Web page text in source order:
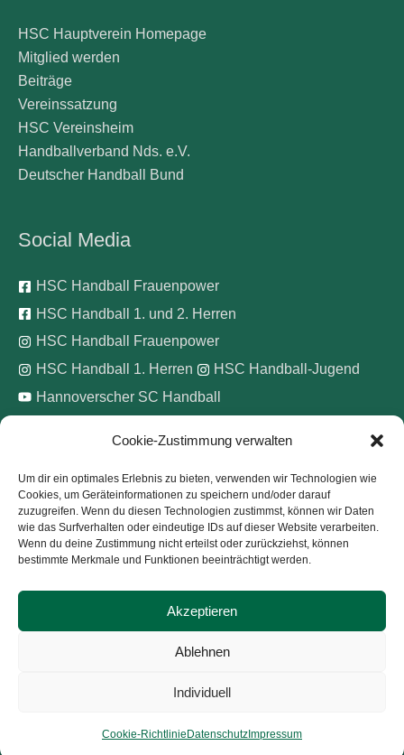
Cookie-Zustimmung verwalten
Um dir ein optimales Erlebnis zu bieten, verwenden wir Technologien wie
Cookies, um Geräteinformationen zu speichern und/oder darauf
zuzugreifen. Wenn du diesen Technologien zustimmst, können wir Daten
wie das Surfverhalten oder eindeutige IDs auf dieser Website verarbeiten.
Wenn du deine Zustimmung nicht erteilst oder zurückziehst, können
bestimmte Merkmale und Funktionen beeinträchtigt werden.
Akzeptieren
Ablehnen
Individuell
Cookie-Richtlinie Datenschutz Impressum
HSC Hauptverein Homepage
Mitglied werden
Beiträge
Vereinssatzung
HSC Vereinsheim
Handballverband Nds. e.V.
Deutscher Handball Bund
Social Media
HSC Handball Frauenpower
HSC Handball 1. und 2. Herren
HSC Handball Frauenpower
HSC Handball 1. Herren
HSC Handball-Jugend
Hannoverscher SC Handball
Pinke Zitronen e.V.
Copyright © 2026Hannoverscher Sport-Club von 1893
e.V.
Impressum